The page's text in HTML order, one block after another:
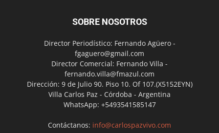
SOBRE NOSOTROS
Director Periodístico: Fernando Agüero -
fgaguero@gmail.com
Director Comercial: Fernando Villa -
fernando.villa@fmazul.com
Dirección: 9 de Julio 90. Piso 10. Of 107.(X5152EYN)
Villa Carlos Paz - Córdoba - Argentina
WhatsApp: +5493541585147
Contáctanos: info@carlospazvivo.com